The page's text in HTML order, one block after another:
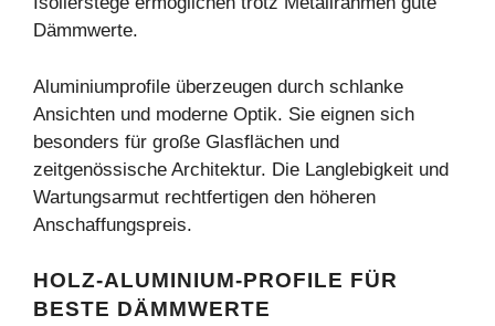
Dämmwerte.
Aluminiumprofile überzeugen durch schlanke
Ansichten und moderne Optik. Sie eignen sich
besonders für große Glasflächen und
zeitgenössische Architektur. Die Langlebigkeit und
Wartungsarmut rechtfertigen den höheren
Anschaffungspreis.
HOLZ-ALUMINIUM-PROFILE FÜR
BESTE DÄMMWERTE